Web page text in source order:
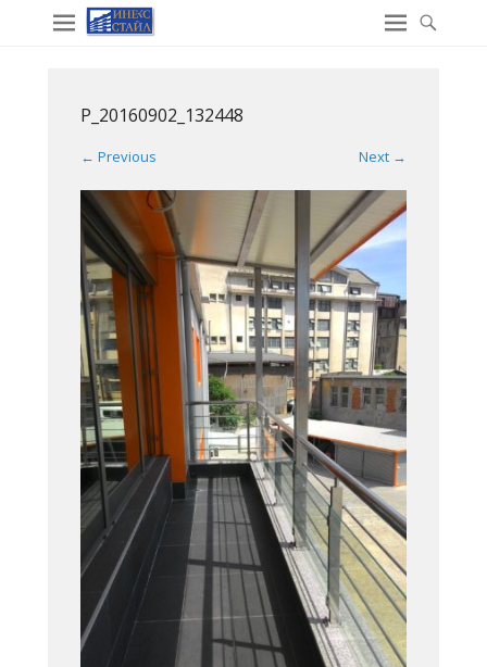
P_20160902_132448
← Previous Next →